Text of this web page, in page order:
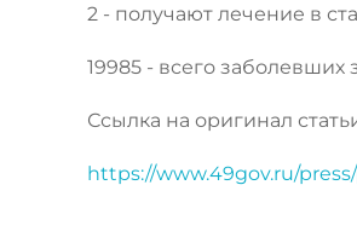
2 - получают лечение в
19985 - всего заболевших
Ссылка на оригинал
https://www.49gov.ru/